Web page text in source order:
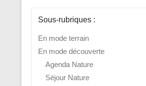
Sous-rubriques :
En mode terrain
En mode découverte
Agenda Nature
Séjour Nature